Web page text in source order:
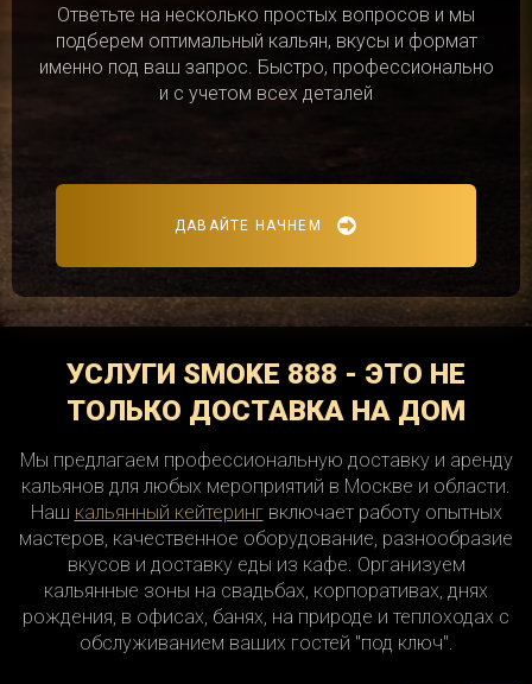
Ответьте на несколько простых вопросов и мы
подберем оптимальный кальян, вкусы и формат
именно под ваш запрос. Быстро, профессионально
и с учетом всех деталей
ДАВАЙТЕ НАЧНЕМ
УСЛУГИ SMOKE 888 - ЭТО НЕ
ТОЛЬКО ДОСТАВКА НА ДОМ
Мы предлагаем профессиональную доставку и аренду
кальянов для любых мероприятий в Москве и области.
Наш кальянный кейтерингвключает работу опытных
мастеров, качественное оборудование, разнообразие
вкусов и доставку еды из кафе. Организуем
кальянные зоны на свадьбах, корпоративах, днях
рождения, в офисах, банях, на природе и теплоходах с
обслуживанием ваших гостей "под ключ".